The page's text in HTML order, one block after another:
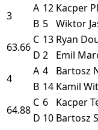
3
A 12 Kacper
B 5 Wiktor
63.66
C 13 Ryan
D 2 Emil
4
A 4 Bartosz
B 14 Kamil
64.88
C 6 Kacper
D 10 Bartosz